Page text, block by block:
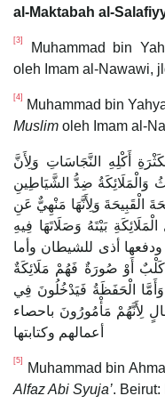
al-Maktabah al-
[3] Muhammad bin
oleh Imam al-Nawawi,
[4] Muhammad bin
Muslim oleh Imam al-
أَكْلِهِ النَّجَاسَاتِ وَلِأَنَّ
وَالْمَلَائِكَةُ ضِدُّ الشَّيَاطِينِ
الْقَبِيحَةَ وَلِأَنَّهَا مَنْهِيٌّ عَنِ
بَيْتَهُ وَصَلَاتَهَا فِيهِ
ودفعها أذى للشيطان وأما
كَلْبٌ أَوْ صُورَةٌ فَهُمْ مَلَائِكَةٌ
وَأَمَّا الْحَفَظَةُ فَيَدْخُلُونَ فِي
لِأَنَّهُمْ مَأْمُورُونَ باحصاء
[5] Muhammad bin
Alfaz Abi Syuja’. Beirut: